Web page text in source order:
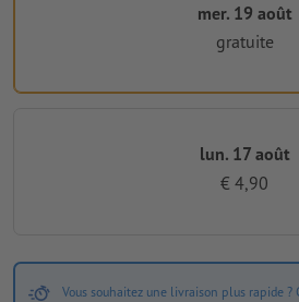
mer. 19 août
gratuite
lun. 17 août
€ 4,90
Vous souhaitez une livraison plus rapide ?